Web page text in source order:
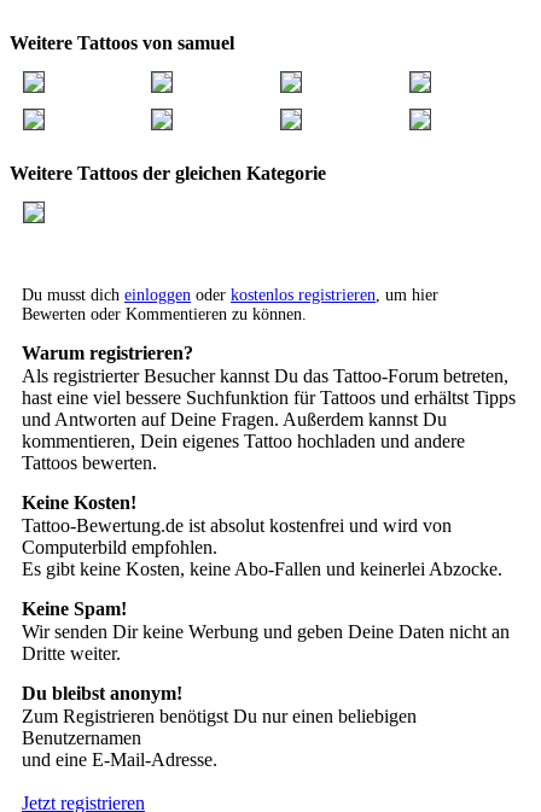
Weitere Tattoos von samuel
Weitere Tattoos der gleichen Kategorie
Du musst dich einloggen oder kostenlos registrieren , um hier
Bewerten oder Kommentieren zu können.
Warum registrieren?
Als registrierter Besucher kannst Du das Tattoo-Forum betreten,
hast eine viel bessere Suchfunktion für Tattoos und erhältst Tipps
und Antworten auf Deine Fragen. Außerdem kannst Du
kommentieren, Dein eigenes Tattoo hochladen und andere
Tattoos bewerten.
Keine Kosten!
Tattoo-Bewertung.de ist absolut kostenfrei und wird von
Computerbild empfohlen.
Es gibt keine Kosten, keine Abo-Fallen und keinerlei Abzocke.
Keine Spam!
Wir senden Dir keine Werbung und geben Deine Daten nicht an
Dritte weiter.
Du bleibst anonym!
Zum Registrieren benötigst Du nur einen beliebigen
Benutzernamen
und eine E-Mail-Adresse.
Jetzt registrieren